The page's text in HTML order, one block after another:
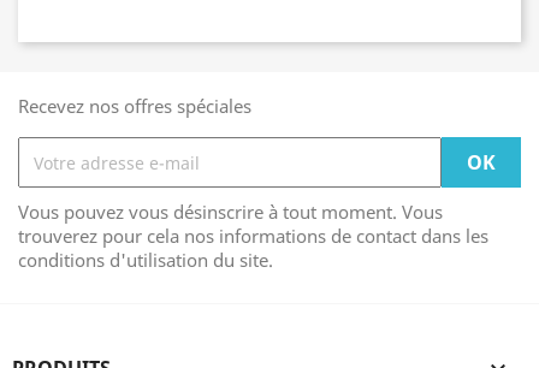
Recevez nos offres spéciales
Vous pouvez vous désinscrire à tout moment. Vous
trouverez pour cela nos informations de contact dans les
conditions d'utilisation du site.